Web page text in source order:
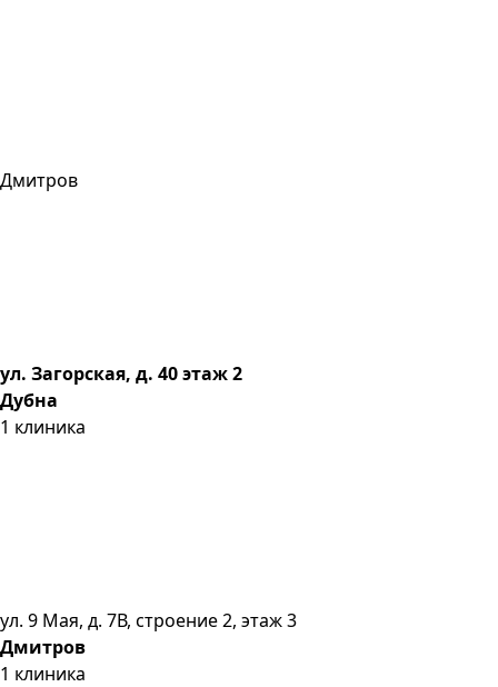
Дмитров
ул. Загорская, д. 40 этаж 2
Дубна
1 клиника
ул. 9 Мая, д. 7В, строение 2, этаж 3
Дмитров
1 клиника